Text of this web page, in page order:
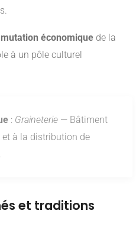
mutation économique de la
à un pôle culturel
: Graineterie — Bâtiment
à la distribution de
et traditions